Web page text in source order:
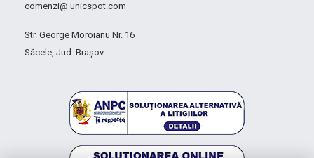
comenzi@ unicspot.com
Str. George Moroianu Nr. 16
Săcele, Jud. Brașov